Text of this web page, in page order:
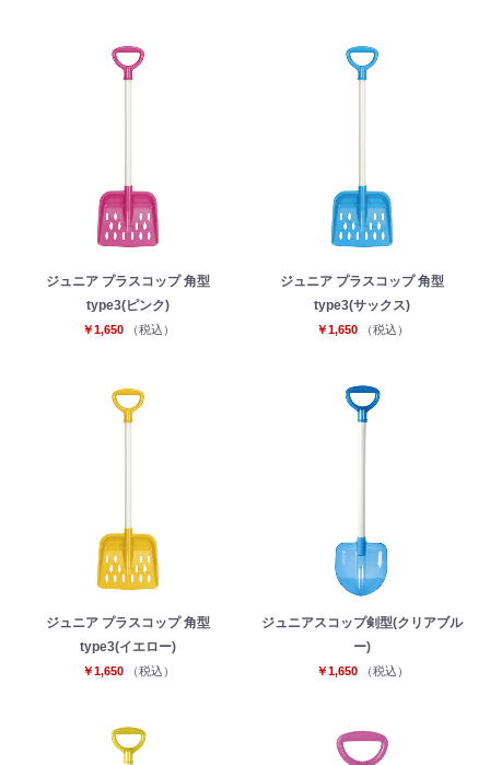
ジュニア プラスコップ 角型
type3(ピンク)
￥1,650 （税込）
ジュニア プラスコップ 角型
type3(サックス)
￥1,650 （税込）
ジュニア プラスコップ 角型
type3(イエロー)
￥1,650 （税込）
ジュニアスコップ剣型(クリアブル
ー)
￥1,650 （税込）